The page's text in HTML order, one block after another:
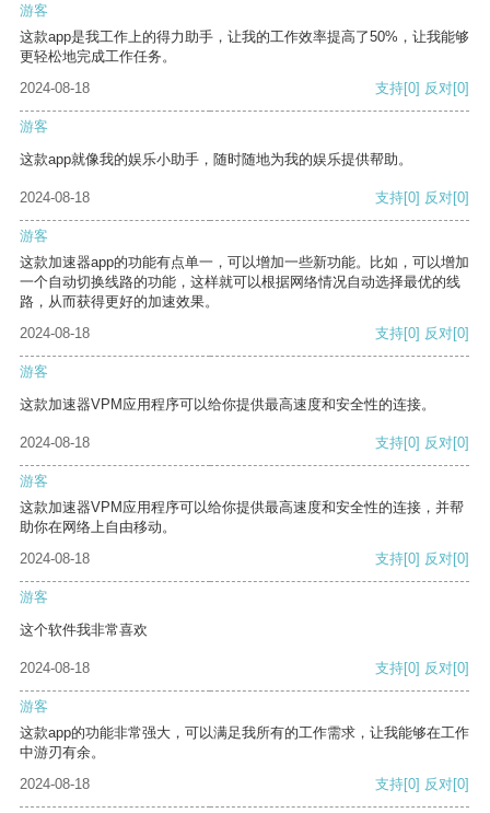
游客
这款app是我工作上的得力助手，让我的工作效率提高了50%，让我能够
更轻松地完成工作任务。
2024-08-18
支持[0] 反对[0]
游客
这款app就像我的娱乐小助手，随时随地为我的娱乐提供帮助。
2024-08-18 支持[0] 反对[0]
游客
这款加速器app的功能有点单一，可以增加一些新功能。比如，可以增加
一个自动切换线路的功能，这样就可以根据网络情况自动选择最优的线
路，从而获得更好的加速效果。
2024-08-18
支持[0] 反对[0]
游客
这款加速器VPM应用程序可以给你提供最高速度和安全性的连接。
2024-08-18 支持[0] 反对[0]
游客
这款加速器VPM应用程序可以给你提供最高速度和安全性的连接，并帮
助你在网络上自由移动。
2024-08-18
支持[0] 反对[0]
游客
这个软件我非常喜欢
2024-08-18 支持[0] 反对[0]
游客
这款app的功能非常强大，可以满足我所有的工作需求，让我能够在工作
中游刃有余。
2024-08-18
支持[0] 反对[0]